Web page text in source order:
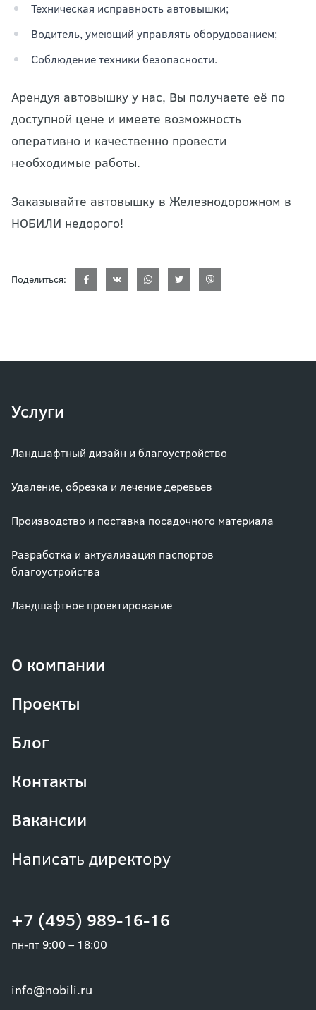
Техническая исправность автовышки;
Водитель, умеющий управлять оборудованием;
Соблюдение техники безопасности.
Арендуя автовышку у нас, Вы получаете её по
доступной цене и имеете возможность
оперативно и качественно провести
необходимые работы.
Заказывайте автовышку в Железнодорожном в
НОБИЛИ недорого!
Поделиться:
+7 (495) 989-16-16
пн-пт 9:00 – 18:00
info@nobili.ru
Услуги
Ландшафтный дизайн и благоустройство
Удаление, обрезка и лечение деревьев
Производство и поставка посадочного материала
Разработка и актуализация паспортов
благоустройства
Ландшафтное проектирование
О компании
Проекты
Блог
Контакты
Вакансии
Написать директору